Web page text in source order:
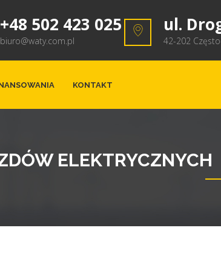
+48 502 423 025
biuro@waty.com.pl
ul.
42-202
KONTAKT
ELEKTRYCZNYCH